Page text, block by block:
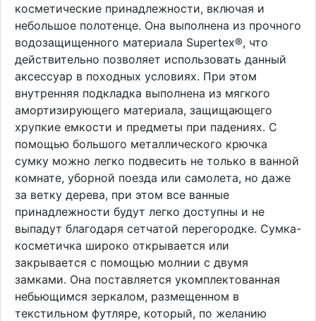
косметические принадлежности, включая и
небольшое полотенце. Она выполнена из прочного
водозащищенного материала Supertex®, что
действительно позволяет использовать данный
аксессуар в походных условиях. При этом
внутренняя подкладка выполнена из мягкого
амортизирующего материала, защищающего
хрупкие емкости и предметы при падениях. С
помощью большого металлического крючка
сумку можно легко подвесить не только в ванной
комнате, уборной поезда или самолета, но даже
за ветку дерева, при этом все ванные
принадлежности будут легко доступны и не
выпадут благодаря сетчатой перегородке. Сумка-
косметичка широко открывается или
закрывается с помощью молнии с двумя
замками. Она поставляется укомплектованная
небьющимся зеркалом, размещенном в
текстильном футляре, который, по желанию